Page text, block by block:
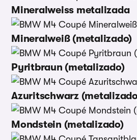
Mineralweiss metalizada
Mineralweiß (metalizado)
Pyritbraun (metalizado)
Azuritschwarz
Mondstein (metalizado)